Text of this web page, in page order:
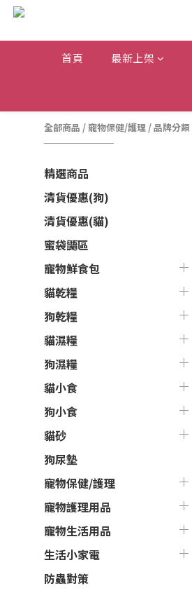
首頁 最新上架
全部商品 / 寵物保健/護理 /品牌分類
精選商品
清貨優惠(狗)
清貨優惠(貓)
蜜袋鼯區
寵物鮮食包
貓乾糧
狗乾糧
貓濕糧
狗濕糧
貓小食
狗小食
貓砂
狗尿墊
寵物保健/護理
寵物護理用品
寵物生活用品
生活小家電
防蟲對策